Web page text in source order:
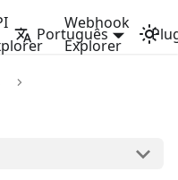
Webhook
Explorer
Português